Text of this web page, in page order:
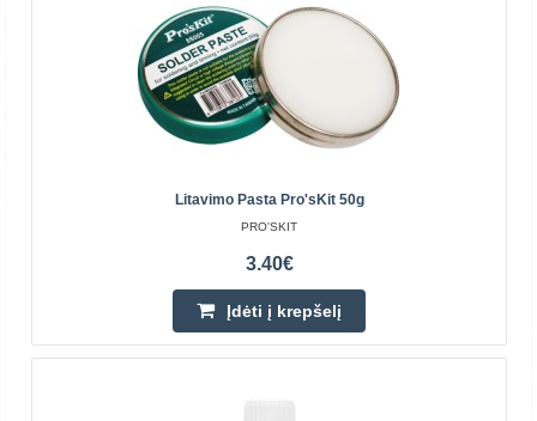
Pušų kanifolija. Naudojama elektronikos komponentų
litavimui, kai litavimo temperatūra ne aukštesnė 280ºC.
Pasižymi konservuojančiomis s..
Centriniame Sandėlyje NĖRA
Įdėti į krepšelį
Pridėti prie pageidavimų sąrašo
Litavimo Pasta Pro'sKit 50g
PRO'SKIT
3.40€
Įdėti į krepšelį